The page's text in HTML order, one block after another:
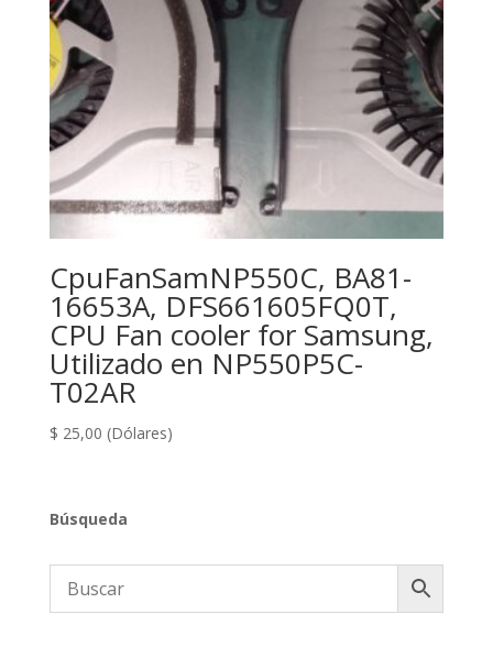
CpuFanSamNP550C, BA81-
16653A, DFS661605FQ0T,
CPU Fan cooler for Samsung,
Utilizado en NP550P5C-
T02AR
$ 25,00 (Dólares)
Búsqueda